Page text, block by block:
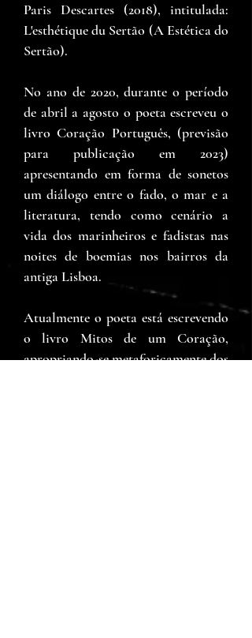
Paris Descartes (2018), intitulada:
L'esthétique du Sertão (A Estética do
Sertão).
No ano de 2020, durante o período
de abril a agosto o poeta escreveu o
livro Coração Português, (previsão
para publicação em 2023)
apresentando em forma de sonetos
um diálogo entre o fado, o mar e a
literatura, tendo como cenário a
vida dos marinheiros e fadistas nas
noites de boemias nos bairros da
antiga Lisboa.
Atualmente o poeta está escrevendo
o livro Mitos de um Coração,
apropriando-se metaforicamente dos